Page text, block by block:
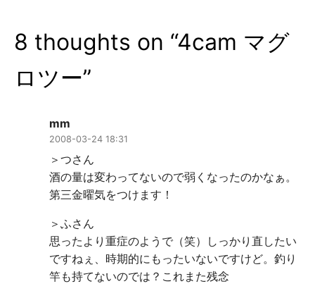
シ
ョ
8 thoughts on “4cam マグ
ロツー”
mm
2008-03-24 18:31
＞つさん
酒の量は変わってないので弱くなったのかなぁ。
第三金曜気をつけます！
＞ふさん
思ったより重症のようで（笑）しっかり直したい
ですねぇ、時期的にもったいないですけど。釣り
竿も持てないのでは？これまた残念